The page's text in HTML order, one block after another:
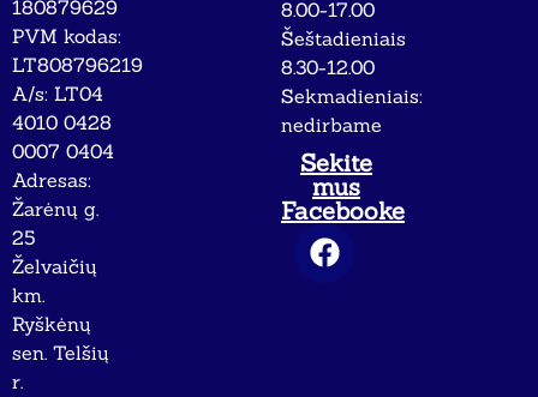
180879629
PVM kodas:
LT808796219
A/s: LT04
4010 0428
0007 0404
Adresas:
Žarėnų g.
25
Želvaičių
km.
Ryškėnų
sen. Telšių
r.
8.00-17.00
Šeštadieniais
8.30-12.00
Sekmadieniais:
nedirbame
Sekite
mus
Facebooke